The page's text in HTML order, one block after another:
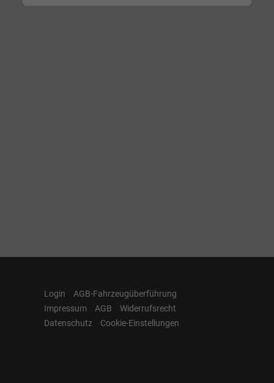
Login
AGB-Fahrzeugüberführung
Impressum
AGB
Widerrufsrecht
Datenschutz
Cookie-Einstellungen